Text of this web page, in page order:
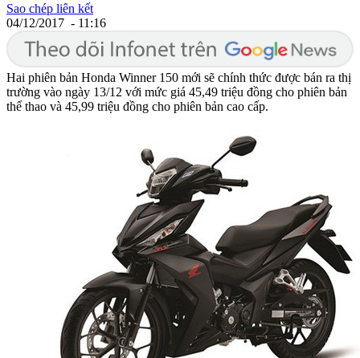
Sao chép liên kết
04/12/2017 - 11:16
Hai phiên bản Honda Winner 150 mới sẽ chính thức được bán ra thị
trường vào ngày 13/12 với mức giá 45,49 triệu đồng cho phiên bản
thể thao và 45,99 triệu đồng cho phiên bản cao cấp.